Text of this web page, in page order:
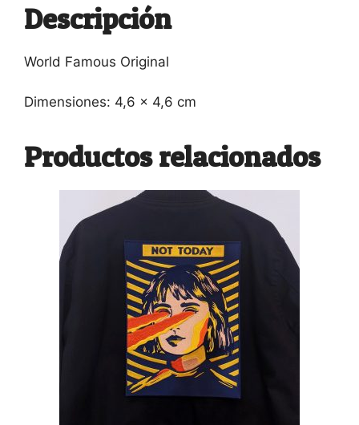
Descripción
World Famous Original
Dimensiones: 4,6 x 4,6 cm
Productos relacionados